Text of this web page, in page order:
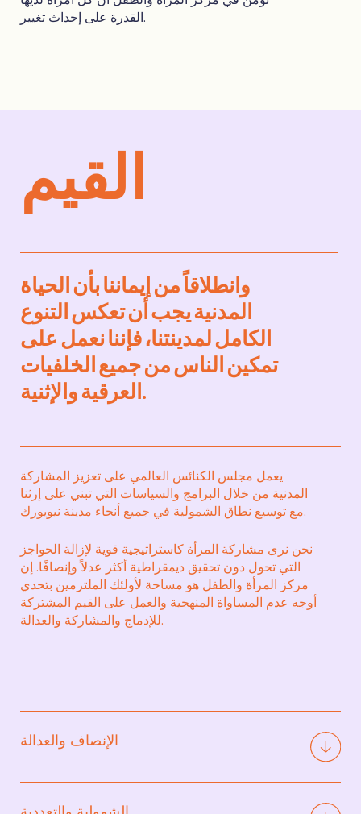
القدرة على إحداث تغيير.
القيم
وانطلاقاً من إيماننا بأن الحياة
المدنية يجب أن تعكس التنوع
الكامل لمدينتنا، فإننا نعمل على
تمكين الناس من جميع الخلفيات
العرقية والإثنية.
يعمل مجلس الكنائس العالمي على تعزيز المشاركة
المدنية من خلال البرامج والسياسات التي تبني على إرثنا
مع توسيع نطاق الشمولية في جميع أنحاء مدينة نيويورك.
نحن نرى مشاركة المرأة كاستراتيجية قوية لإزالة الحواجز
التي تحول دون تحقيق ديمقراطية أكثر عدلاً وإنصافًا. إن
مركز المرأة والطفل هو مساحة لأولئك الملتزمين بتحدي
أوجه عدم المساواة المنهجية والعمل على القيم المشتركة
للإدماج والمشاركة والعدالة.
الإنصاف والعدالة
المنهجي من خلال المناصرة والتمثيل لمعالجة